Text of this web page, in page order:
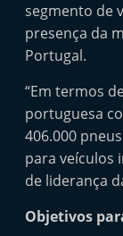
segmento de
presença da
Portugal.
“Em termos
portuguesa
406.000
para veículos
de liderança
Objetivos